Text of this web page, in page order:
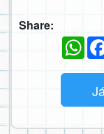
Share: